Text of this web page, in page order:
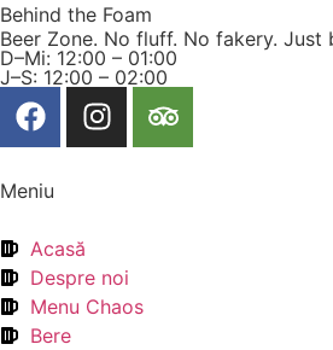
Behind the Foam
Beer Zone. No fluff. No fakery. Just
D–Mi: 12:00 – 01:00
J–S: 12:00 – 02:00
Meniu
Acasă
Despre noi
Menu Chaos
Bere